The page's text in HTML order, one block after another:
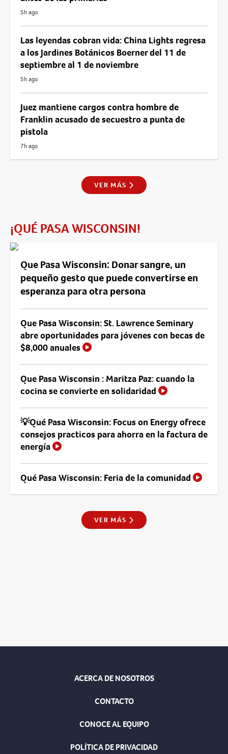
5h ago
Las leyendas cobran vida: China Lights regresa
a los Jardines Botánicos Boerner del 11 de
septiembre al 1 de noviembre
5h ago
Juez mantiene cargos contra hombre de
Franklin acusado de secuestro a punta de
pistola
7h ago
VER MÁS
¡QUÉ PASA WISCONSIN!
Que Pasa Wisconsin: Donar sangre, un
pequeño gesto que puede convertirse en
esperanza para otra persona
Que Pasa Wisconsin: St. Lawrence Seminary
abre oportunidades para jóvenes con becas de
$8,000 anuales
Que Pasa Wisconsin : Maritza Paz: cuando la
cocina se convierte en solidaridad
💡Qué Pasa Wisconsin: Focus on Energy ofrece
consejos practicos para ahorra en la factura de
energía
Qué Pasa Wisconsin: Feria de la comunidad
VER MÁS
ACERCA DE NOSOTROS
CONTACTO
CONOCE AL EQUIPO
POLÍTICA DE PRIVACIDAD